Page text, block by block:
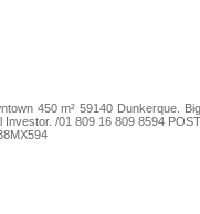
450 m² 59140 Dunkerque.
Investor. /01 809 16 809 8594